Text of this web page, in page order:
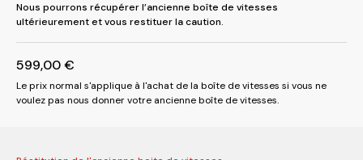
Nous pourrons récupérer l’ancienne boîte de vitesses
ultérieurement et vous restituer la caution.
599,00€
Le prix normal s'applique à l'achat de la boîte de vitesses si vous ne
voulez pas nous donner votre ancienne boîte de vitesses.